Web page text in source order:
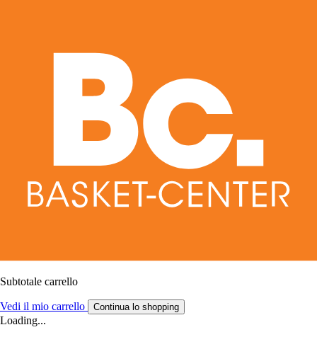
Subtotale carrello
Vedi il mio carrello Continua lo shopping
Loading...